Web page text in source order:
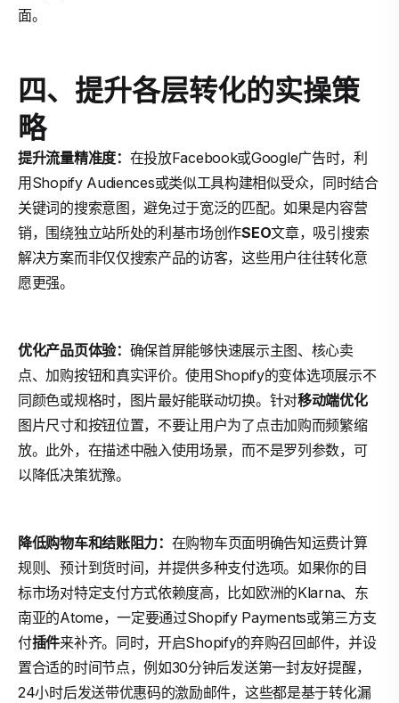
面。
四、提升各层转化的实操策
略
提升流量精准度： 在投放Facebook或Google广告时，利
用Shopify Audiences或类似工具构建相似受众，同时结合
关键词的搜索意图，避免过于宽泛的匹配。如果是内容营
销，围绕独立站所处的利基市场创作SEO文章，吸引搜索
解决方案而非仅仅搜索产品的访客，这些用户往往转化意
愿更强。
优化产品页体验： 确保首屏能够快速展示主图、核心卖
点、加购按钮和真实评价。使用Shopify的变体选项展示不
同颜色或规格时，图片最好能联动切换。针对移动端优化
图片尺寸和按钮位置，不要让用户为了点击加购而频繁缩
放。此外，在描述中融入使用场景，而不是罗列参数，可
以降低决策犹豫。
降低购物车和结账阻力： 在购物车页面明确告知运费计算
规则、预计到货时间，并提供多种支付选项。如果你的目
标市场对特定支付方式依赖度高，比如欧洲的Klarna、东
南亚的Atome，一定要通过Shopify Payments或第三方支
付插件来补齐。同时，开启Shopify的弃购召回邮件，并设
置合适的时间节点，例如30分钟后发送第一封友好提醒，
24小时后发送带优惠码的激励邮件，这些都是基于转化漏